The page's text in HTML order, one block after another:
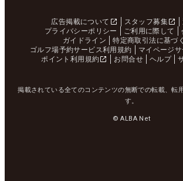
広告掲載について スタッフ募集
プライバシーポリシー
ご利用に際して
ガイドライン
特定商取引法に基づ
ゴルフ場予約サービス利用規約
マイページ
ポイント利用規約
お問合せ ヘルプ
掲載されている全てのコンテンツの無断での転載、転
す。
© ALBA Net